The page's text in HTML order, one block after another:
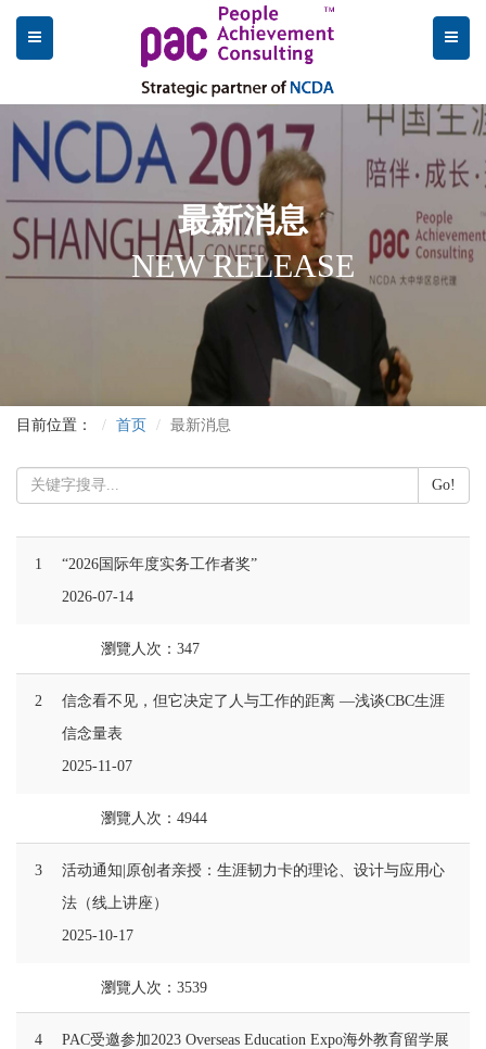
最新消息
NEW RELEASE
目前位置： 首页 最新消息
Go!
1
“2026国际年度实务工作者奖”
2026-07-14
瀏覽人次：347
2
信念看不见，但它决定了人与工作的距离 —浅谈CBC生涯
信念量表
2025-11-07
瀏覽人次：4944
3
活动通知|原创者亲授：生涯韧力卡的理论、设计与应用心
法（线上讲座）
2025-10-17
瀏覽人次：3539
4
PAC受邀参加2023 Overseas Education Expo海外教育留学展